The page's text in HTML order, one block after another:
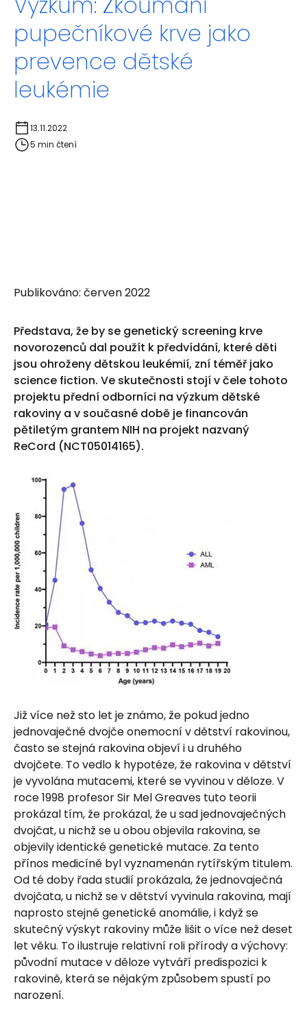
pupečníkové krve jako
prevence dětské
leukémie
13.11.2022
5 min čtení
Publikováno: červen 2022
Představa, že by se genetický screening krve
novorozenců dal použít k předvídání, které děti
jsou ohroženy dětskou leukémií, zní téměř jako
science fiction. Ve skutečnosti stojí v čele tohoto
projektu přední odborníci na výzkum dětské
rakoviny a v současné době je financován
pětiletým grantem NIH na projekt nazvaný
ReCord (NCT05014165).
Již více než sto let je známo, že pokud jedno
jednovaječné dvojče onemocní v dětství rakovinou,
často se stejná rakovina objeví i u druhého
dvojčete. To vedlo k hypotéze, že rakovina v dětství
je vyvolána mutacemi, které se vyvinou v děloze. V
roce 1998 profesor Sir Mel Greaves tuto teorii
prokázal tím, že prokázal, že u sad jednovaječných
dvojčat, u nichž se u obou objevila rakovina, se
objevily identické genetické mutace. Za tento
přínos medicíně byl vyznamenán rytířským titulem.
Od té doby řada studií prokázala, že jednovaječná
dvojčata, u nichž se v dětství vyvinula rakovina, mají
naprosto stejné genetické anomálie, i když se
skutečný výskyt rakoviny může lišit o více než deset
let věku. To ilustruje relativní roli přírody a výchovy:
původní mutace v děloze vytváří predispozici k
rakovině, která se nějakým způsobem spustí po
narození.